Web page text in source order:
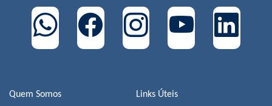
Quem Somos Links Úteis